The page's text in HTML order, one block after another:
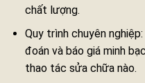
chất lượng.
Quy trình chuyên
đoán và báo giá minh
thao tác sửa chữa nào.